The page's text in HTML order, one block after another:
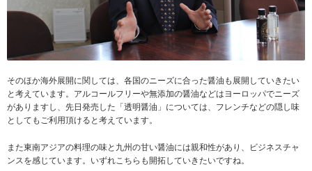
そのほか海外展開に関しては、各国のニーズに合った醤油も展開していきたい
と考えています。アルコールフリーや無添加の醤油などはヨーロッパでニーズ
がありますし、先日発売した「透明醤油」については、フレンチなどの隠し味
としてもご利用頂けると考えています。
また東南アジアの料理の味と九州の甘い醤油には親和性があり、ビジネスチャ
ンスを感じています。いずれこちらも開拓していきたいですね。